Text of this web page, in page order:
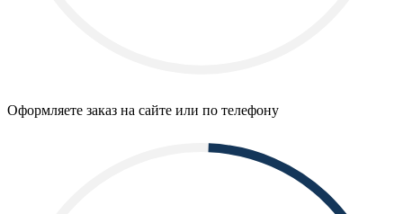
Оформляете заказ на сайте или по телефону